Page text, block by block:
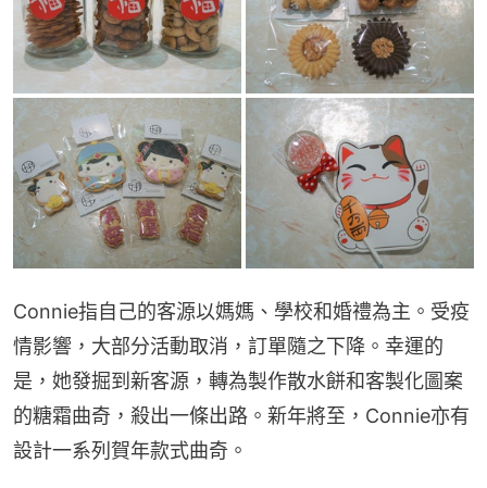
Connie指自己的客源以媽媽、學校和婚禮為主。受疫
情影響，大部分活動取消，訂單隨之下降。幸運的
是，她發掘到新客源，轉為製作散水餅和客製化圖案
的糖霜曲奇，殺出一條出路。新年將至，Connie亦有
設計一系列賀年款式曲奇。